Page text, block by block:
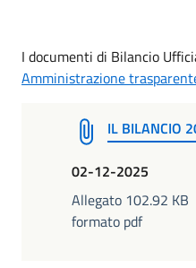
I documenti di Bilancio
Amministrazione
IL BILANCIO
02-12-2025
Allegato 102.92 KB
formato pdf